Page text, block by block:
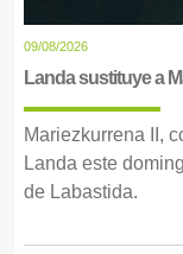
09/08/2026
Landa sustituye a
Mariezkurrena II,
Landa este
de Labastida.